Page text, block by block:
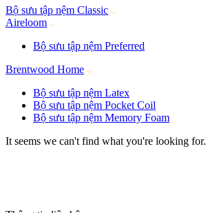
Bộ sưu tập nệm Classic
Aireloom
Bộ sưu tập nệm Preferred
Brentwood Home
Bộ sưu tập nệm Latex
Bộ sưu tập nệm Pocket Coil
Bộ sưu tập nệm Memory Foam
It seems we can't find what you're looking for.